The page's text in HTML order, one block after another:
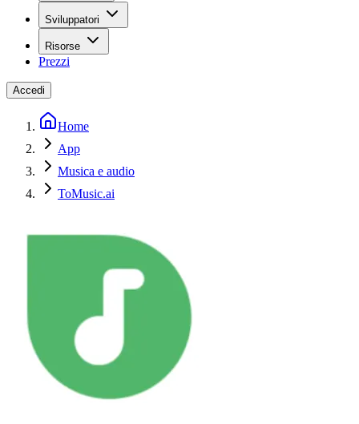
Sviluppatori
Risorse
Prezzi
Accedi
Home
App
Musica e audio
ToMusic.ai